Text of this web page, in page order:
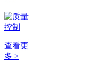
查看更
多 >